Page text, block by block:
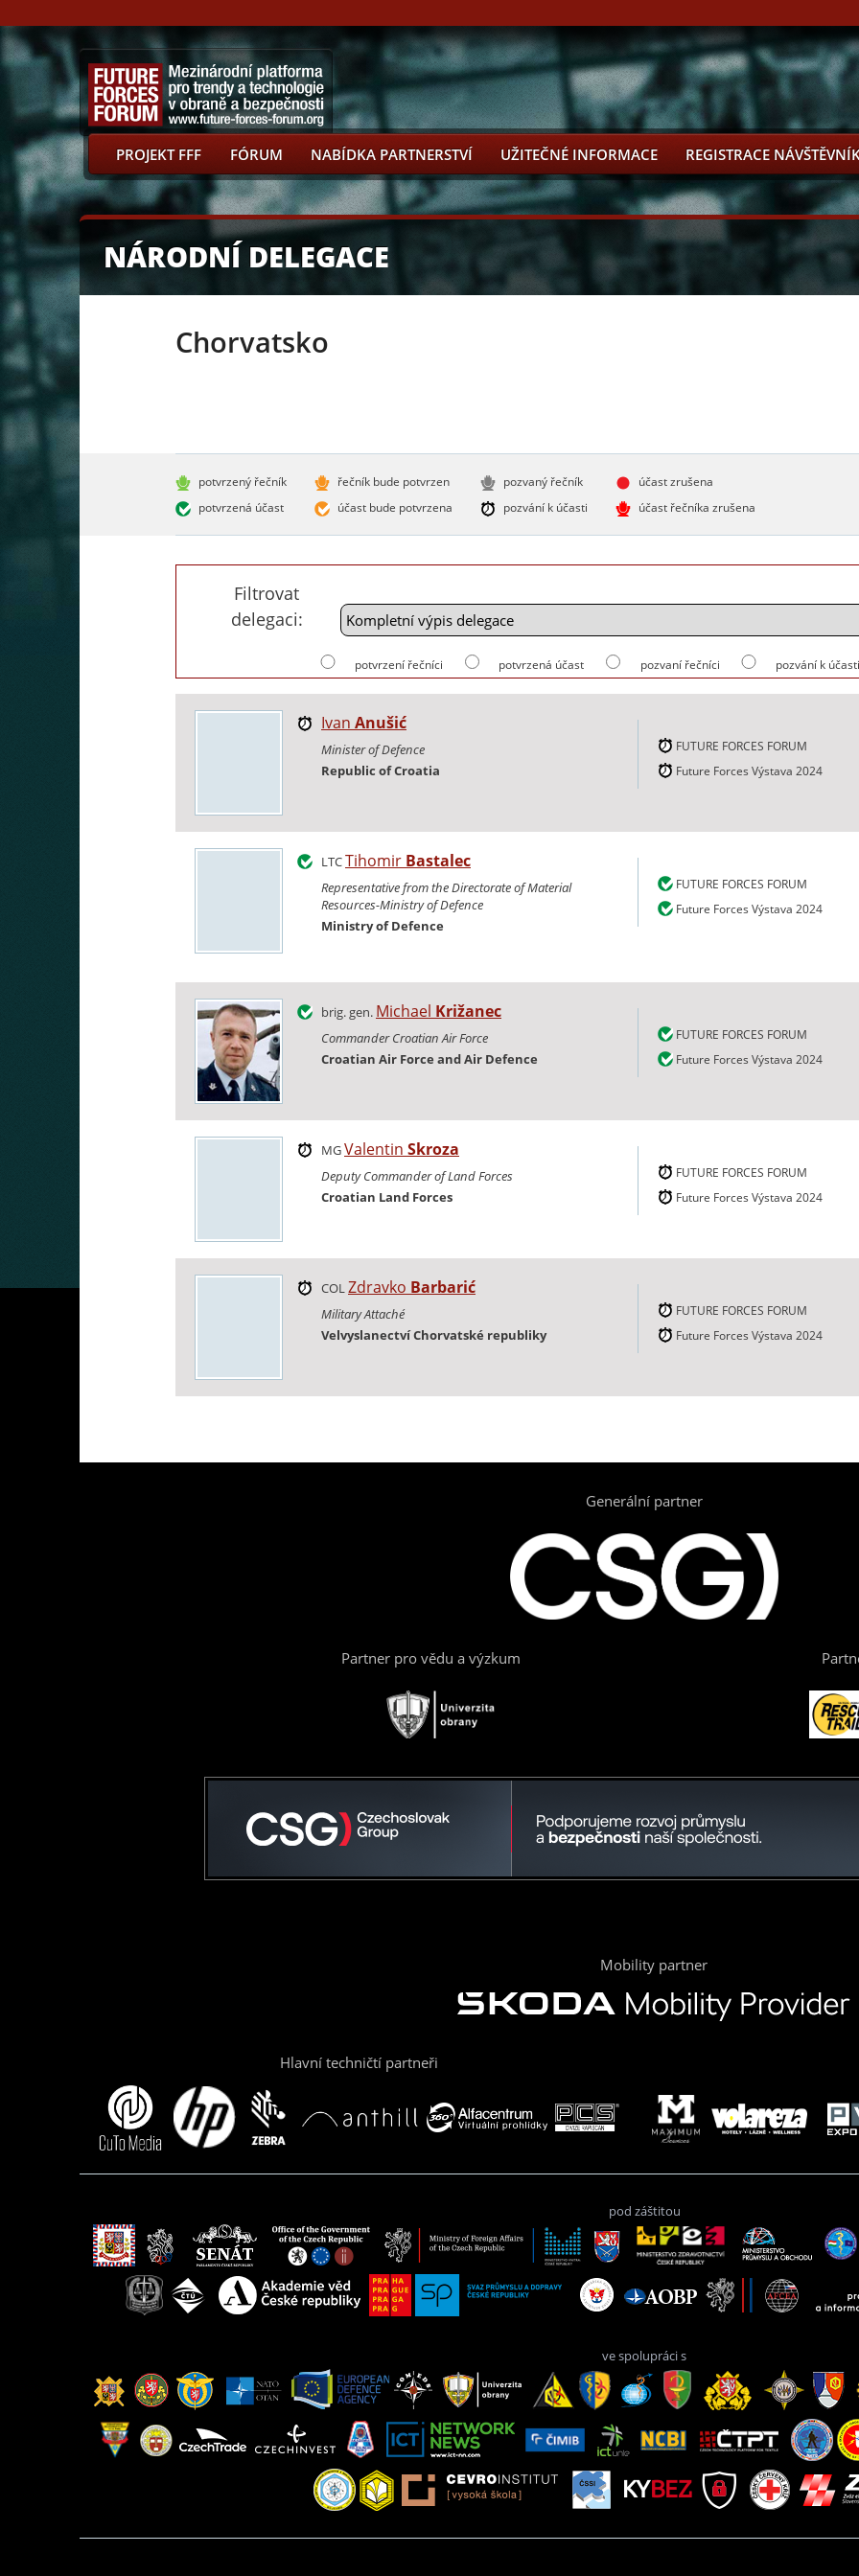
PROJEKT FFF FÓRUM NABÍDKA PARTNERSTVÍ UŽITEČNÉ INFORMACE REGISTRACE
NÁRODNÍ DELEGACE
Chorvatsko
potvrzený řečník
potvrzená účast
řečník bude potvrzen
účast bude potvrzena
pozvaný řečník
pozvání k účasti
účast zrušena
účast řečníka zrušena
Filtrovat
delegaci:
potvrzení řečníci potvrzená účast pozvaní řečníci pozvání k
Ivan Anušić
Minister of Defence
Republic of Croatia
FUTURE FORCES FORUM
Future Forces Výstava 2024
LTCTihomir Bastalec
Representative from the Directorate of Material
Resources-Ministry of Defence
Ministry of Defence
FUTURE FORCES FORUM
Future Forces Výstava 2024
brig. gen. Michael Križanec
Commander Croatian Air Force
Croatian Air Force and Air Defence
FUTURE FORCES FORUM
Future Forces Výstava 2024
MGValentin Skroza
Deputy Commander of Land Forces
Croatian Land Forces
FUTURE FORCES FORUM
Future Forces Výstava 2024
COL Zdravko Barbarić
Military Attaché
Velvyslanectví Chorvatské republiky
FUTURE FORCES FORUM
Future Forces Výstava 2024
Generální partner
Partner pro vědu a výzkum
Mobility partner
Hlavní techničtí partneři
pod záštitou
ve spolupráci s